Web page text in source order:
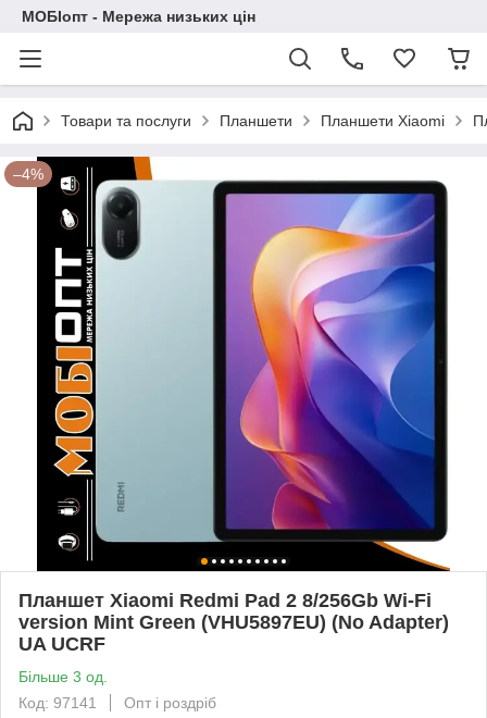
МОБІопт - Мережа низьких цін
Товари та послуги Планшети Планшети Xiaomi
–4%
Планшет Xiaomi Redmi Pad 2 8/256Gb Wi-Fi
version Mint Green (VHU5897EU) (No Adapter)
UA UCRF
Більше 3 од.
Код: 97141
Опт і роздріб